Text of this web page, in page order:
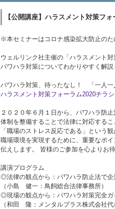
【公開講座】ハラスメント対策フ
※本セミナーはコロナ感染拡大防止の
ウェルリンク社主催の「ハラスメント
パワハラ対策についてわかりやすく解
パワハラ対策、待ったなし！ 「一人一
ハラスメント対策フォーラム2020チラ
２０２０年６月１日から、パワハラ防
体制を整備することで法律に対応する
「職場のストレス反応である」という
職場環境を実現するために、重要なポ
伝えします。 皆様のご参加を心よりお
講演プログラム
◎法律の観点から：パワハラ防止法で
（小島 健一：鳥飼総合法律事務所）
◎現場の観点から：パワハラ対策完全ガ
（和田 隆：メンタルプラス株式会社